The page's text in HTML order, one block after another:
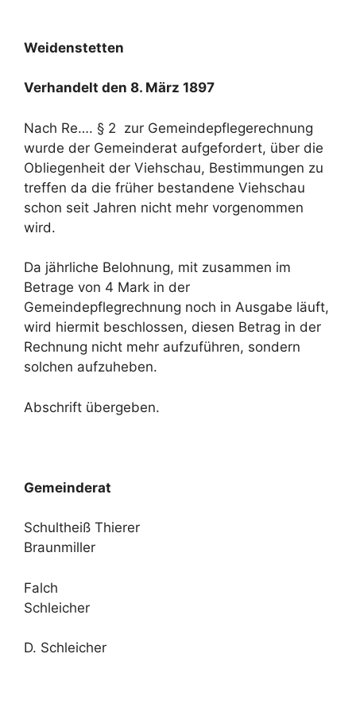
Weidenstetten
Verhandelt den 8. März 1897
Nach Re…. § 2 zur Gemeindepflegerechnung
wurde der Gemeinderat aufgefordert, über die
Obliegenheit der Viehschau, Bestimmungen zu
treffen da die früher bestandene Viehschau
schon seit Jahren nicht mehr vorgenommen
wird.
Da jährliche Belohnung, mit zusammen im
Betrage von 4 Mark in der
Gemeindepflegrechnung noch in Ausgabe läuft,
wird hiermit beschlossen, diesen Betrag in der
Rechnung nicht mehr aufzuführen, sondern
solchen aufzuheben.
Abschrift übergeben.
Gemeinderat
Schultheiß Thierer
Braunmiller
Falch
Schleicher
D. Schleicher